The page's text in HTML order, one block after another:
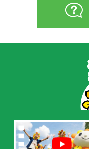
の
お
す
め